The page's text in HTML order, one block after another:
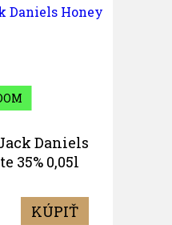
Daniels
35% 0,05l
KÚPIŤ